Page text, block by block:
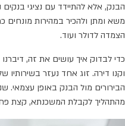
הבנק, אלא להתיידד עם נציגי
משא ומתן ולהכיר במהירות מונחים
הצמדה לדולר ועוד.
כדי לבדוק איך עושים את זה,
וקנו דירה. זוג אחד נעזר בשירותיו
הבירורים מול הבנק באופן עצמאי.
מהתהליך לקבלת המשכנתא, קצת